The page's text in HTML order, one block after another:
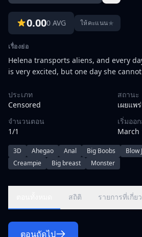
0.000 AVG ให้คะแนน★
เรื่องย่อ
Helena transports aliens, and every
is very excited, but one day she
ประเภท
Censored
สถานะ
เผยแพ
จำนวนตอน
1/1
เริ่มออ
March
3D Ahegao Anal Big Boobs Blow
Creampie
Big breast Monster
สถิติ รายการที่เกี่ย
ตอนถัดไป